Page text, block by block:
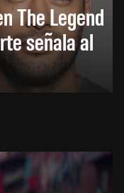
The Legend
señala al